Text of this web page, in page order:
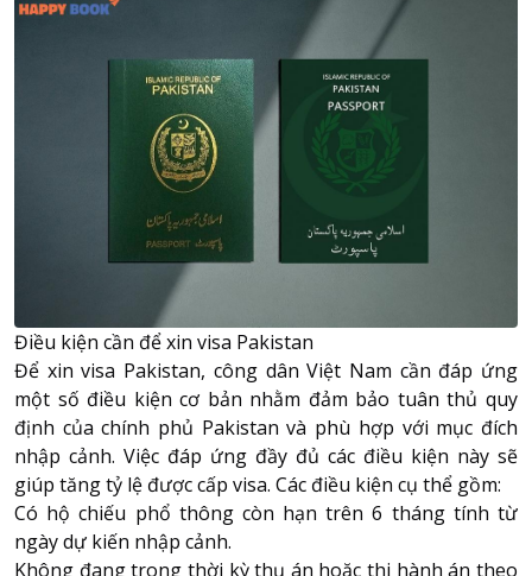
Điều kiện cần để xin visa Pakistan
Để xin visa Pakistan, công dân Việt Nam cần đáp ứng
một số điều kiện cơ bản nhằm đảm bảo tuân thủ quy
định của chính phủ Pakistan và phù hợp với mục đích
nhập cảnh. Việc đáp ứng đầy đủ các điều kiện này sẽ
giúp tăng tỷ lệ được cấp visa. Các điều kiện cụ thể gồm:
Có hộ chiếu phổ thông còn hạn trên 6 tháng tính từ
ngày dự kiến nhập cảnh.
Không đang trong thời kỳ thụ án hoặc thi hành án theo